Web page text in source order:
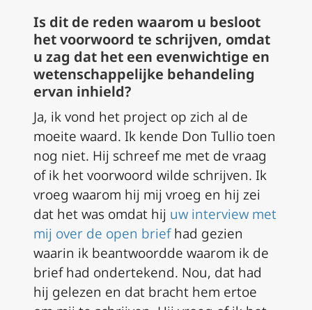
Is dit de reden waarom u besloot
het voorwoord te schrijven, omdat
u zag dat het een evenwichtige en
wetenschappelijke behandeling
ervan inhield?
Ja, ik vond het project op zich al de
moeite waard. Ik kende Don Tullio toen
nog niet. Hij schreef me met de vraag
of ik het voorwoord wilde schrijven. Ik
vroeg waarom hij mij vroeg en hij zei
dat het was omdat hij uw interview met
mij over de open briefhad gezien
waarin ik beantwoordde waarom ik de
brief had ondertekend. Nou, dat had
hij gelezen en dat bracht hem ertoe